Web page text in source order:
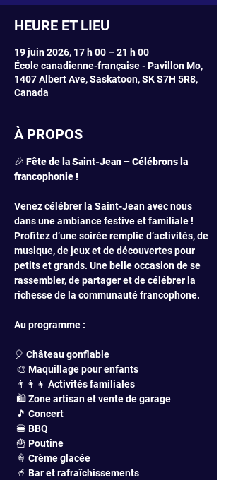
HEURE ET LIEU
19 juin 2026, 17 h 00 – 21 h 00
École canadienne-française - Pavillon Mo,
1407 Albert Ave, Saskatoon, SK S7H 5R8,
Canada
À PROPOS
🎉 Fête de la Saint-Jean – Célébrons la
francophonie !
Venez célébrer la Saint-Jean avec nous
dans une ambiance festive et familiale !
Profitez d’une soirée remplie d’activités, de
musique, de jeux et de découvertes pour
petits et grands. Une belle occasion de se
rassembler, de partager et de célébrer la
richesse de la communauté francophone.
Au programme :
🎈 Château gonflable
🎨 Maquillage pour enfants
👨‍👩‍👧 Activités familiales
🛍️ Zone artisan et vente de garage
🎵 Concert
🍔 BBQ
🍟 Poutine
🍦 Crème glacée
🥤 Bar et rafraîchissements